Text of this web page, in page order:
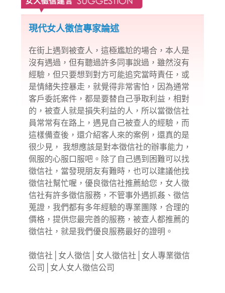
現代女人徵信專家論述
在街上遇到被查人，這極尷尬的場合，本人是
沒有遇過，但有聽過許多同事說過，雖然沒有
經驗，但只要想到對方可能追究當時責任，或
是情緒失控暴走，就覺得非常害怕，因為通常
客戶委託案件，都是要替自己爭取利益，相對
的，被查人就是損失利益的人，所以當徵信社
員常常有在路上，遇見自己被查人的經驗，而
這樣備查後，還介紹客人來的案例，還真的是
很少見， 我想應該是對本徵信社的辦事能力，
佩服的心服口服吧。除了自己遇到困難可以找
徵信社，當發現朋友有難時，也可以建議他找
徵信社幫忙喔，優良徵信社推薦給您，女人徵
信社有許多徵信服務，不管事外遇抓姦、徵信
蒐證，我們都有多年經驗的專業團隊，合理的
價格，提供您最完善的服務，被查人都推薦的
徵信社，就是我們優良服務最好的證明。
徵信社 女人徵信 女人徵信社
女人專業徵信
公司
女人女人徵信公司